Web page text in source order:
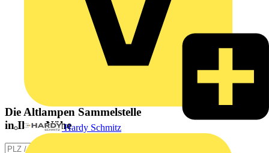
Hardy Schmitz
Die Altlampen Sammelstelle
in Ihrer Nähe